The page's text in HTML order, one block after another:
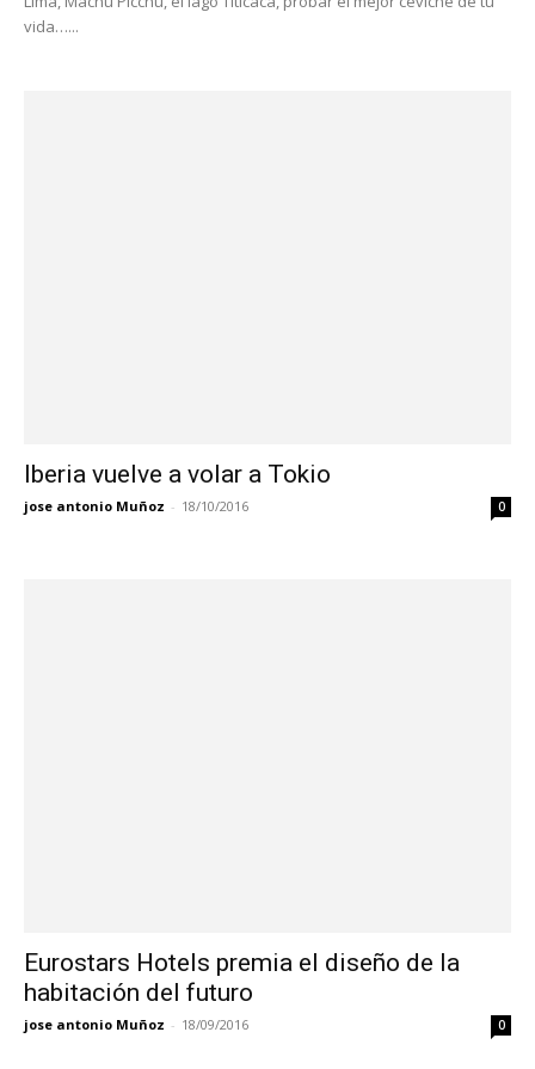
vida…...
Iberia vuelve a volar a Tokio
jose antonio Muñoz - 18/10/2016 0
Eurostars Hotels premia el diseño de la
habitación del futuro
jose antonio Muñoz - 18/09/2016 0